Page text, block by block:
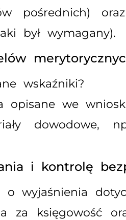
pośrednich)
był wymagany).
wskaźniki?
opisane we
dowodowe,
i kontrolę
wyjaśnienia
za księgowość